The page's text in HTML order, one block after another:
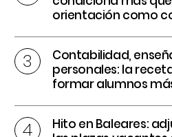
orientación como
Contabilidad,
personales: la
formar alumnos
Hito en Baleares: